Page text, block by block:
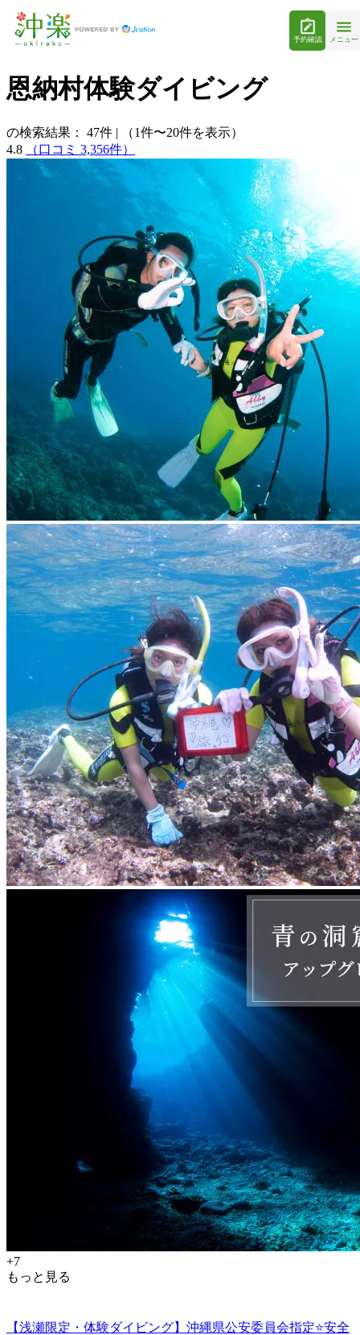
予約確認 メニュー
恩納村体験ダイビング
の検索結果： 47件 |
（1件〜20件を表示）
4.8
（口コミ 3,356件）
+7
もっと見る
【浅瀬限定・体験ダイビング】沖縄県公安委員会指定⭐️安全